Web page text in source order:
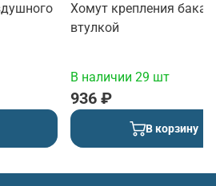
Хомут крепления бака с
втулкой
В наличии 29 шт
936 ₽
В корзину